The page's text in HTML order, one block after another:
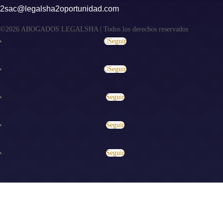
2sac@legalsha2oportunidad.com
©2026 ABOGADOS LEGALSHA | Todos los derechos reservados
Seguir
Seguir
Seguir
Seguir
Seguir